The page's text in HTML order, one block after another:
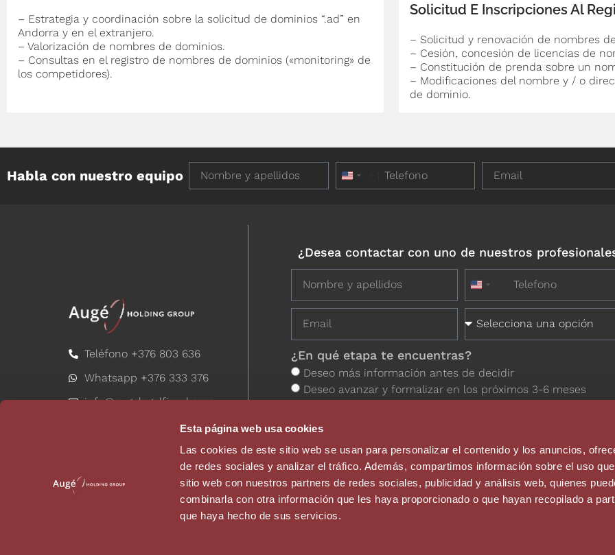
Esta página web usa cookies
Las cookies de este sitio web se usan para personalizar el contenido y los anuncios,
de redes sociales y analizar el tráfico. Además, compartimos información sobre el uso
sitio web con nuestros partners de redes sociales, publicidad y análisis web, quienes
combinarla con otra información que les haya proporcionado o que hayan recopilado a
que haya hecho de sus servicios.
– Estrategia y coordinación sobre la solicitud de dominios “.ad” en
Andorra y en el extranjero.
– Valorización de nombres de dominios.
– Consultas en el registro de nombres de dominios («monitoring» de
los competidores).
Solicitud E Inscripciones Al
– Solicitud y renovación de nombres
– Cesión, concesión de licencias de
– Constitución de prenda sobre un
– Modificaciones del nombre y / o
de dominio.
Habla con nuestro equipo United States +1
Teléfono +376 803 636
Whatsapp +376 333 376
info@augelegalfiscal.com
¿Desea contactar con uno de nuestros
United States +1
¿En qué etapa te encuentras?
Deseo más información antes de decidir
Deseo avanzar y formalizar en los próximos 3-6 meses
He leído y acepto la Política de Privacidaddel sitio web
ENVIAR